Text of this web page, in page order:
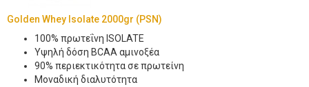
Golden Whey Isolate 2000gr (PSN)
100% πρωτεΐνη ISOLATE
Υψηλή δόση BCAA αμινοξέα
90% περιεκτικότητα σε πρωτείνη
Μοναδική διαλυτότητα